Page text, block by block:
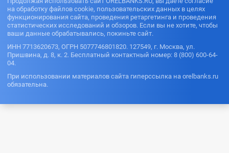
на обработку файлов cookie, пользовательских данных в целях
функционирования сайта, проведения ретаргетинга и проведения
статистических исследований и обзоров. Если вы не хотите, чтобы
ваши данные обрабатывались, покиньте сайт.
ИНН 7713620673, ОГРН 5077746801820. 127549, г. Москва, ул.
Пришвина, д. 8, к. 2. Бесплатный контактный номер: 8 (800) 600-64-
04.
При использовании материалов сайта гиперссылка на orelbanks.ru
обязательна.